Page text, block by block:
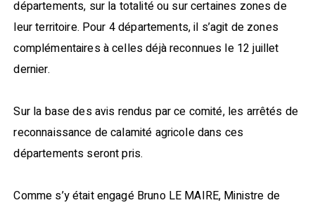
départements, sur la totalité ou sur certaines zones de
leur territoire. Pour 4 départements, il s’agit de zones
complémentaires à celles déjà reconnues le 12 juillet
dernier.
Sur la base des avis rendus par ce comité, les arrêtés de
reconnaissance de calamité agricole dans ces
départements seront pris.
Comme s’y était engagé Bruno LE MAIRE, Ministre de